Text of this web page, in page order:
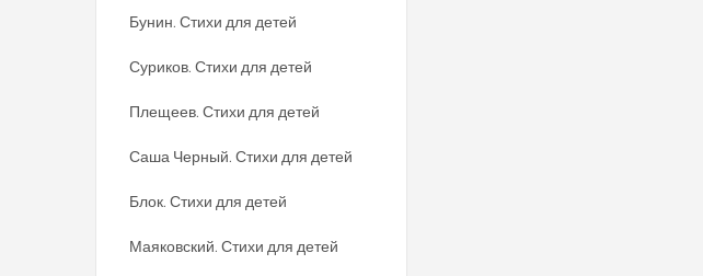
Бунин. Стихи для детей
Суриков. Стихи для детей
Плещеев. Стихи для детей
Саша Черный. Стихи для детей
Блок. Стихи для детей
Маяковский. Стихи для детей